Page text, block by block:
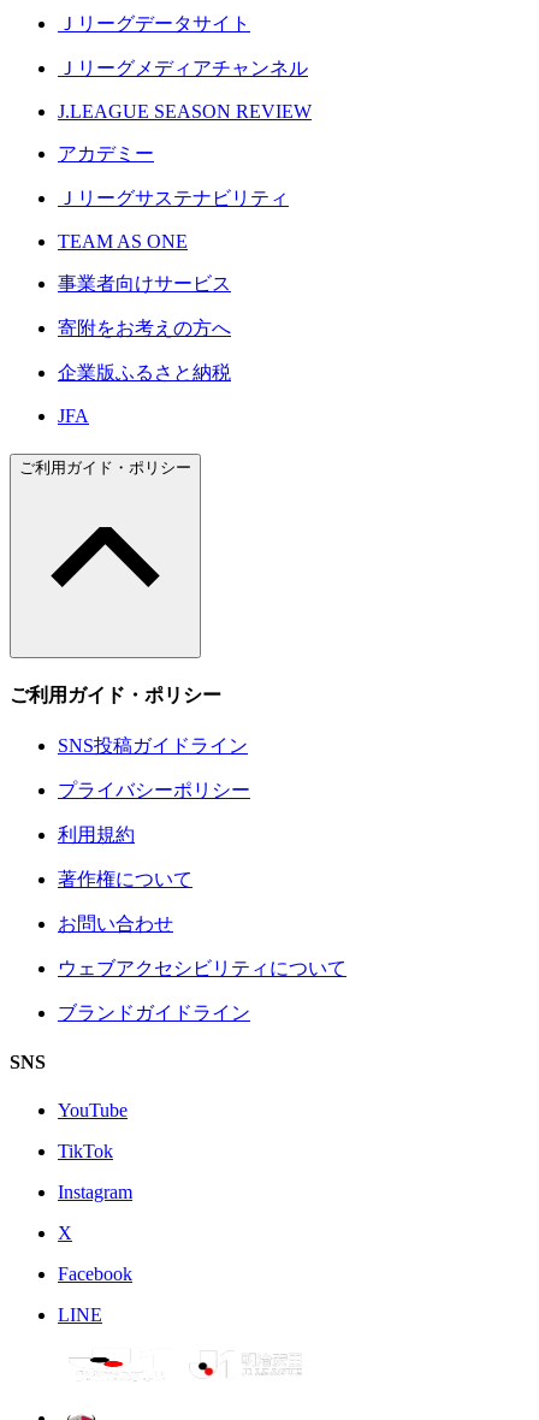
Ｊリーグデータサイト
Ｊリーグメディアチャンネル
J.LEAGUE SEASON REVIEW
アカデミー
Ｊリーグサステナビリティ
TEAM AS ONE
事業者向けサービス
寄附をお考えの方へ
企業版ふるさと納税
JFA
ご利用ガイド・ポリシー
ご利用ガイド・ポリシー
SNS投稿ガイドライン
プライバシーポリシー
利用規約
著作権について
お問い合わせ
ウェブアクセシビリティについて
ブランドガイドライン
SNS
YouTube
TikTok
Instagram
X
Facebook
LINE